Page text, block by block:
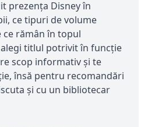
prezența Disney în
ce tipuri de volume
ce rămân în topul
titlul potrivit în funcție
scop informativ și te
însă pentru recomandări
și cu un bibliotecar